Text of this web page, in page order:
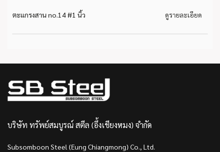
ตะแกรงสาน no.14 #1 นิ้ว ดูรายละเอียด
บริษัท ทรัพย์สมบูรณ์ สตีล (อึ้งเชียงหมง) จำกัด
Subsomboon Steel (Eung Chiangmong) Co., Ltd.